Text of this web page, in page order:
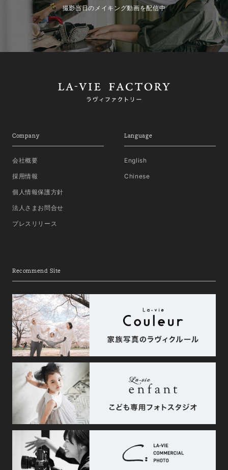
撮影当日のメイキング動画を配信中
Company
会社概要
採用情報
個人情報保護方針
法人さまお問合せ
プレスリリース
Language
English
Chinese
Recommend Site